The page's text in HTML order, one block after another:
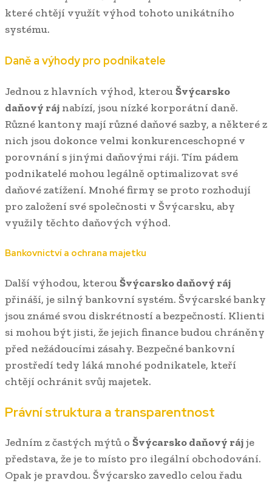
které chtějí využít výhod tohoto unikátního
systému.
Daně a výhody pro podnikatele
Jednou z hlavních výhod, kterouŠvýcarsko
daňový ráj nabízí, jsou nízké korporátní daně.
Různé kantony mají různé daňové sazby, a některé z
nich jsou dokonce velmi konkurenceschopné v
porovnání s jinými daňovými ráji. Tím pádem
podnikatelé mohou legálně optimalizovat své
daňové zatížení. Mnohé firmy se proto rozhodují
pro založení své společnosti v Švýcarsku, aby
využily těchto daňových výhod.
Bankovnictví a ochrana majetku
Další výhodou, kterouŠvýcarsko daňový ráj
přináší, je silný bankovní systém. Švýcarské banky
jsou známé svou diskrétností a bezpečností. Klienti
si mohou být jisti, že jejich finance budou chráněny
před nežádoucími zásahy. Bezpečné bankovní
prostředí tedy láká mnohé podnikatele, kteří
chtějí ochránit svůj majetek.
Právní struktura a transparentnost
Jedním z častých mýtů o Švýcarsko daňový rájje
představa, že je to místo pro ilegální obchodování.
Opak je pravdou. Švýcarsko zavedlo celou řadu